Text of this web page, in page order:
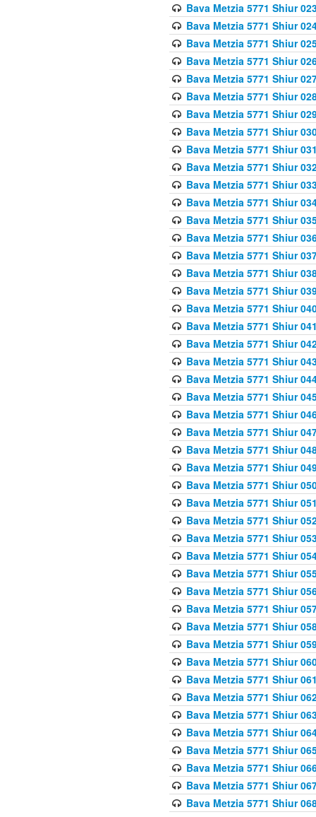
Bava Metzia 5771 Shiur
Bava Metzia 5771 Shiur
Bava Metzia 5771 Shiur
Bava Metzia 5771 Shiur
Bava Metzia 5771 Shiur
Bava Metzia 5771 Shiur
Bava Metzia 5771 Shiur
Bava Metzia 5771 Shiur
Bava Metzia 5771 Shiur
Bava Metzia 5771 Shiur
Bava Metzia 5771 Shiur
Bava Metzia 5771 Shiur
Bava Metzia 5771 Shiur
Bava Metzia 5771 Shiur
Bava Metzia 5771 Shiur
Bava Metzia 5771 Shiur
Bava Metzia 5771 Shiur
Bava Metzia 5771 Shiur
Bava Metzia 5771 Shiur
Bava Metzia 5771 Shiur
Bava Metzia 5771 Shiur
Bava Metzia 5771 Shiur
Bava Metzia 5771 Shiur
Bava Metzia 5771 Shiur
Bava Metzia 5771 Shiur
Bava Metzia 5771 Shiur
Bava Metzia 5771 Shiur
Bava Metzia 5771 Shiur
Bava Metzia 5771 Shiur
Bava Metzia 5771 Shiur
Bava Metzia 5771 Shiur
Bava Metzia 5771 Shiur
Bava Metzia 5771 Shiur
Bava Metzia 5771 Shiur
Bava Metzia 5771 Shiur
Bava Metzia 5771 Shiur
Bava Metzia 5771 Shiur
Bava Metzia 5771 Shiur
Bava Metzia 5771 Shiur
Bava Metzia 5771 Shiur
Bava Metzia 5771 Shiur
Bava Metzia 5771 Shiur
Bava Metzia 5771 Shiur
Bava Metzia 5771 Shiur
Bava Metzia 5771 Shiur
Bava Metzia 5771 Shiur